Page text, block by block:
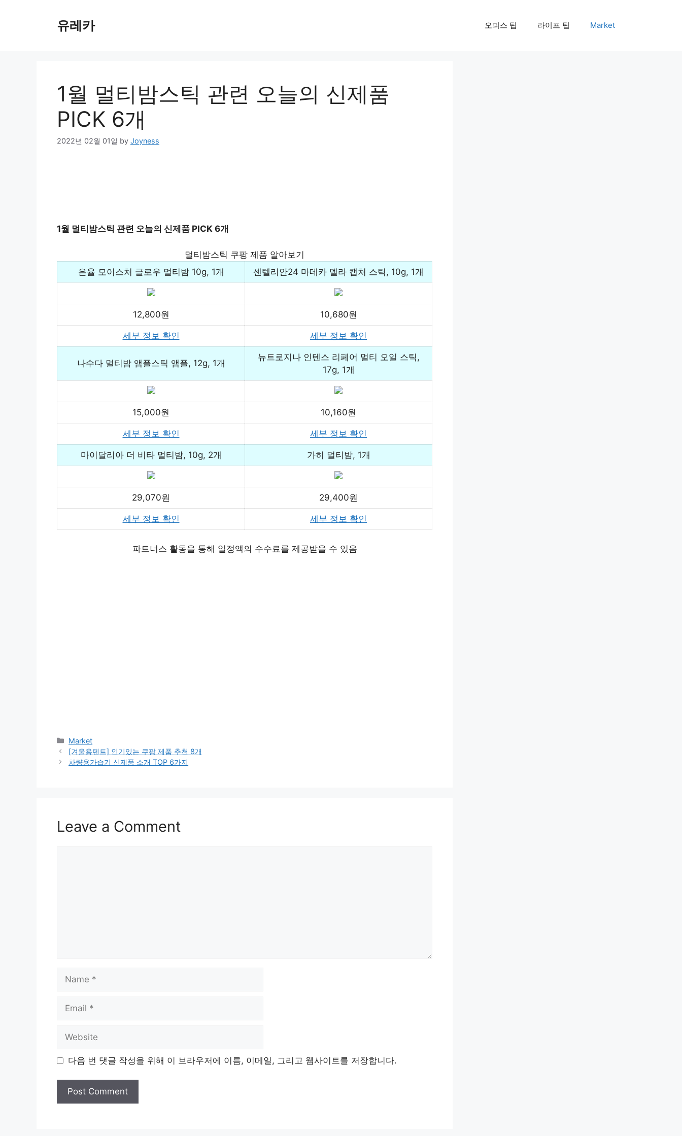
유레카 오피스 팁 라이프 팁 Market
1월 멀티밤스틱 관련 오늘의 신제품
PICK 6개
2022년 02월 01일 by Joyness
1월 멀티밤스틱 관련 오늘의 신제품 PICK 6개
멀티밤스틱 쿠팡 제품 알아보기
은율 모이스처 글로우 멀티밤 10g, 1개
센텔리안24 마데카 멜라 캡처 스틱, 10g, 1개
12,800원 10,680원
세부 정보 확인 세부 정보 확인
나수다 멀티밤 앰플스틱 앰플, 12g, 1개
뉴트로지나 인텐스 리페어 멀티 오일 스틱,
17g, 1개
15,000원 10,160원
세부 정보 확인 세부 정보 확인
마이달리아 더 비타 멀티밤, 10g, 2개 가히 멀티밤, 1개
29,070원 29,400원
세부 정보 확인 세부 정보 확인
파트너스 활동을 통해 일정액의 수수료를 제공받을 수 있음
Categories
Market
[겨울용텐트] 인기있는 쿠팡 제품 추천 8개
차량용가습기 신제품 소개 TOP 6가지
Leave a Comment
다음 번 댓글 작성을 위해 이 브라우저에 이름, 이메일, 그리고 웹사이트를 저장합니다.